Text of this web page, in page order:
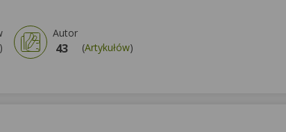
)
Autor
43 (Artykułów)